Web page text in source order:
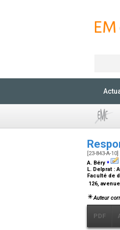
[23-843-A-
A. Béry ⁎
L. Delprat :
Faculté de
126,
Auteur
PDF